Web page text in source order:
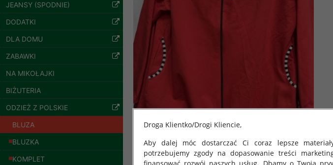
JEANSY (SPODNIE)
DODATKI
DLA DOMU
ZABAWKI
NA MIKOŁAJKI
BIŻUTERIA
ODZIEŻ Z POLSKIE
BLUZA
BLUZKA
KOMPLET
Spodnie damskie
jeansy Roz 29-36, 1
Kolor Paczka 10 szt
Droga Klientko/Drogi Kliencie,
Aby dalej móc dostarczać Ci coraz lepsze
potrzebujemy zgody na dopasowanie treści